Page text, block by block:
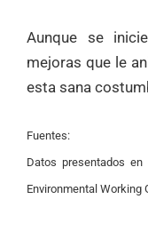
Aunque se
mejoras que le
esta sana
Fuentes:
Datos presentados en
Environmental Working